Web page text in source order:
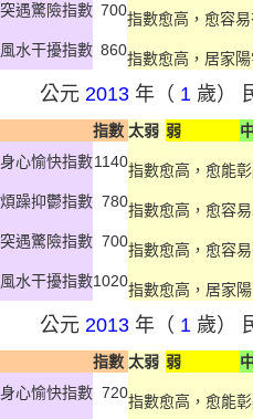
突遇驚險指數 700指數愈高，愈容
風水干擾指數 860指數愈高，居家
公元2013 年（ 1 歲）
指數 太弱 弱
身心愉快指數1140指數愈高，愈能
煩躁抑鬱指數 780指數愈高，愈容
突遇驚險指數 700指數愈高，愈容
風水干擾指數1020指數愈高，居家
公元2013 年（ 1 歲）
指數 太弱 弱
身心愉快指數 720指數愈高，愈能